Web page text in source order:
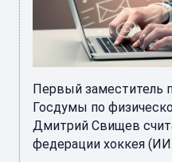
Первый заместитель
Госдумы по
Дмитрий Свищев
федерации хоккея